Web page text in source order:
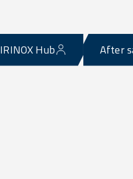
IRINOX Hub After